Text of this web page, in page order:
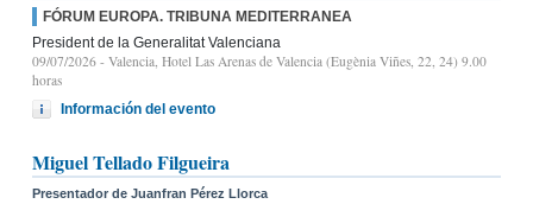
FÓRUM EUROPA. TRIBUNA MEDITERRANEA
President de la Generalitat Valenciana
09/07/2026 - Valencia, Hotel Las Arenas de Valencia (Eugènia Viñes, 22, 24) 9.00
horas
Información del evento
Miguel Tellado Filgueira
Presentador de Juanfran Pérez Llorca